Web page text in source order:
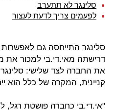
סלינגר לא תתערב
לפעמים צריך לדעת לעצור
סלינגר התייחסה גם
דרישתה מאי.די.בי למכור את
את החברה לצד שלישי: סלינגר
קניינית, המקרה של כלל הוא
"אי.די.בי כחברה פושטת רגל,